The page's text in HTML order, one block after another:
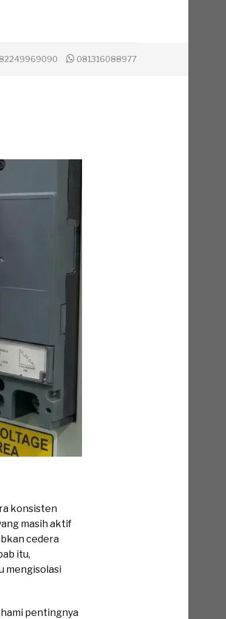
081316088977
konsisten
masih aktif
cedera
itu,
mengisolasi
pentingnya